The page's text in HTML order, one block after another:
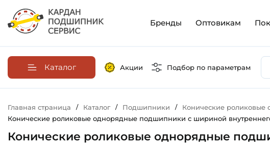
Бренды Оптовикам
Каталог Акции Подбор по параметрам
Главная страница / Каталог / Подшипники / Конические
Конические роликовые однорядные подшипники с шириной
Конические роликовые однорядные